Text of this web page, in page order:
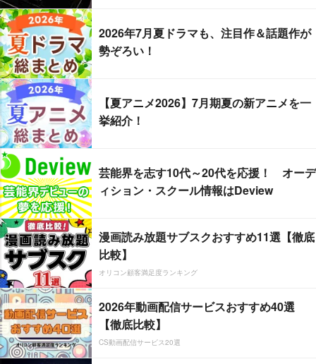
2026年7月夏ドラマも、注目作＆話題作が
勢ぞろい！
【夏アニメ2026】7月期夏の新アニメを一
挙紹介！
芸能界を志す10代～20代を応援！ オーデ
ィション・スクール情報はDeview
漫画読み放題サブスクおすすめ11選【徹底
比較】
オリコン顧客満足度ランキング
2026年動画配信サービスおすすめ40選
【徹底比較】
CS動画配信サービス20選